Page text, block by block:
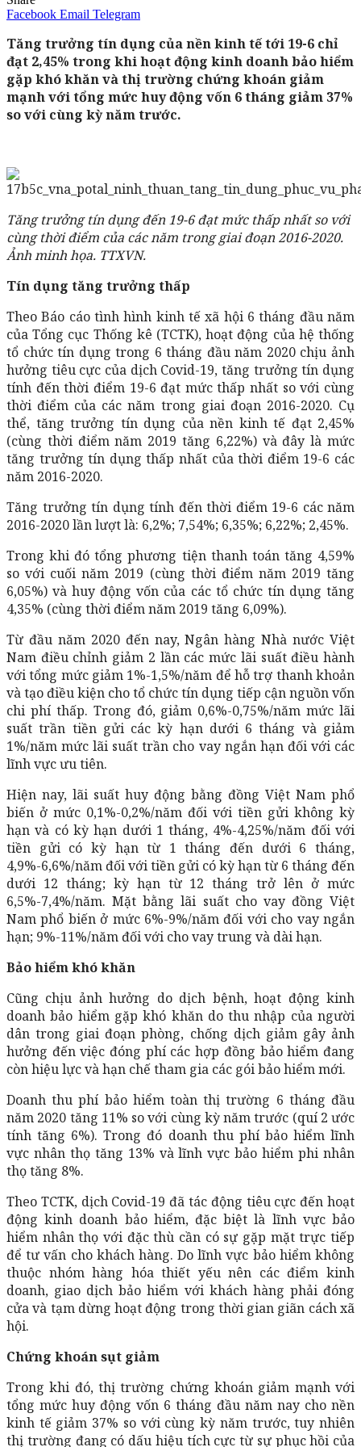
Facebook Email Telegram
Tăng trưởng tín dụng của nền kinh tế tới 19-6 chỉ
đạt 2,45% trong khi hoạt động kinh doanh bảo hiểm
gặp khó khăn và thị trường chứng khoán giảm
mạnh với tổng mức huy động vốn 6 tháng giảm 37%
so với cùng kỳ năm trước.
Tăng trưởng tín dụng đến 19-6 đạt mức thấp nhất so với
cùng thời điểm của các năm trong giai đoạn 2016-2020.
Ảnh minh họa. TTXVN.
Tín dụng tăng trưởng thấp
Theo Báo cáo tình hình kinh tế xã hội 6 tháng đầu năm
của Tổng cục Thống kê (TCTK), hoạt động của hệ thống
tổ chức tín dụng trong 6 tháng đầu năm 2020 chịu ảnh
hưởng tiêu cực của dịch Covid-19, tăng trưởng tín dụng
tính đến thời điểm 19-6 đạt mức thấp nhất so với cùng
thời điểm của các năm trong giai đoạn 2016-2020. Cụ
thể, tăng trưởng tín dụng của nền kinh tế đạt 2,45%
(cùng thời điểm năm 2019 tăng 6,22%) và đây là mức
tăng trưởng tín dụng thấp nhất của thời điểm 19-6 các
năm 2016-2020.
Tăng trưởng tín dụng tính đến thời điểm 19-6 các năm
2016-2020 lần lượt là: 6,2%; 7,54%; 6,35%; 6,22%; 2,45%.
Trong khi đó tổng phương tiện thanh toán tăng 4,59%
so với cuối năm 2019 (cùng thời điểm năm 2019 tăng
6,05%) và huy động vốn của các tổ chức tín dụng tăng
4,35% (cùng thời điểm năm 2019 tăng 6,09%).
Từ đầu năm 2020 đến nay, Ngân hàng Nhà nước Việt
Nam điều chỉnh giảm 2 lần các mức lãi suất điều hành
với tổng mức giảm 1%-1,5%/năm để hỗ trợ thanh khoản
và tạo điều kiện cho tổ chức tín dụng tiếp cận nguồn vốn
chi phí thấp. Trong đó, giảm 0,6%-0,75%/năm mức lãi
suất trần tiền gửi các kỳ hạn dưới 6 tháng và giảm
1%/năm mức lãi suất trần cho vay ngắn hạn đối với các
lĩnh vực ưu tiên.
Hiện nay, lãi suất huy động bằng đồng Việt Nam phổ
biến ở mức 0,1%-0,2%/năm đối với tiền gửi không kỳ
hạn và có kỳ hạn dưới 1 tháng, 4%-4,25%/năm đối với
tiền gửi có kỳ hạn từ 1 tháng đến dưới 6 tháng,
4,9%-6,6%/năm đối với tiền gửi có kỳ hạn từ 6 tháng đến
dưới 12 tháng; kỳ hạn từ 12 tháng trở lên ở mức
6,5%-7,4%/năm. Mặt bằng lãi suất cho vay đồng Việt
Nam phổ biến ở mức 6%-9%/năm đối với cho vay ngắn
hạn; 9%-11%/năm đối với cho vay trung và dài hạn.
Bảo hiểm khó khăn
Cũng chịu ảnh hưởng do dịch bệnh, hoạt động kinh
doanh bảo hiểm gặp khó khăn do thu nhập của người
dân trong giai đoạn phòng, chống dịch giảm gây ảnh
hưởng đến việc đóng phí các hợp đồng bảo hiểm đang
còn hiệu lực và hạn chế tham gia các gói bảo hiểm mới.
Doanh thu phí bảo hiểm toàn thị trường 6 tháng đầu
năm 2020 tăng 11% so với cùng kỳ năm trước (quí 2 ước
tính tăng 6%). Trong đó doanh thu phí bảo hiểm lĩnh
vực nhân thọ tăng 13% và lĩnh vực bảo hiểm phi nhân
thọ tăng 8%.
Theo TCTK, dịch Covid-19 đã tác động tiêu cực đến hoạt
động kinh doanh bảo hiểm, đặc biệt là lĩnh vực bảo
hiểm nhân thọ với đặc thù cần có sự gặp mặt trực tiếp
để tư vấn cho khách hàng. Do lĩnh vực bảo hiểm không
thuộc nhóm hàng hóa thiết yếu nên các điểm kinh
doanh, giao dịch bảo hiểm với khách hàng phải đóng
cửa và tạm dừng hoạt động trong thời gian giãn cách xã
hội.
Chứng khoán sụt giảm
Trong khi đó, thị trường chứng khoán giảm mạnh với
tổng mức huy động vốn 6 tháng đầu năm nay cho nền
kinh tế giảm 37% so với cùng kỳ năm trước, tuy nhiên
thị trường đang có dấu hiệu tích cực từ sự phục hồi của